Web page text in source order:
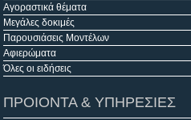
Αγοραστικά θέματα
Μεγάλες δοκιμές
Παρουσιάσεις Μοντέλων
Αφιερώματα
Όλες οι ειδήσεις
ΠΡΟΙΟΝΤΑ & ΥΠΗΡΕΣΙΕΣ